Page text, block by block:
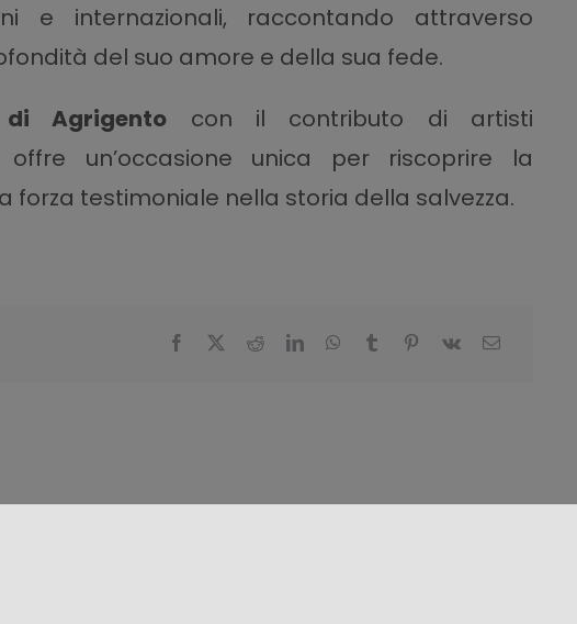
e internazionali, raccontando attraverso
del suo amore e della sua fede.
Agrigento con il contributo di artisti
un’occasione unica per riscoprire la
forza testimoniale nella storia della salvezza.